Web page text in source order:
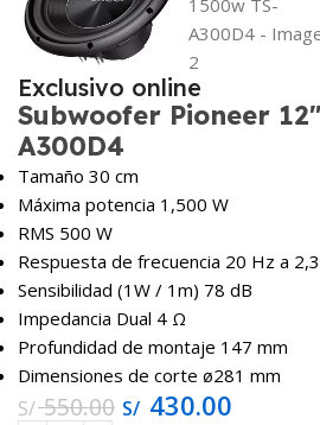
Exclusivo online
Subwoofer Pioneer
A300D4
Tamaño 30 cm
Máxima potencia 1,500 W
RMS 500 W
Respuesta de frecuencia 20 Hz a
Sensibilidad (1W / 1m) 78 dB
Impedancia Dual 4 Ω
Profundidad de montaje 147 mm
Dimensiones de corte ø281 mm
S/550.00 S/ 430.00